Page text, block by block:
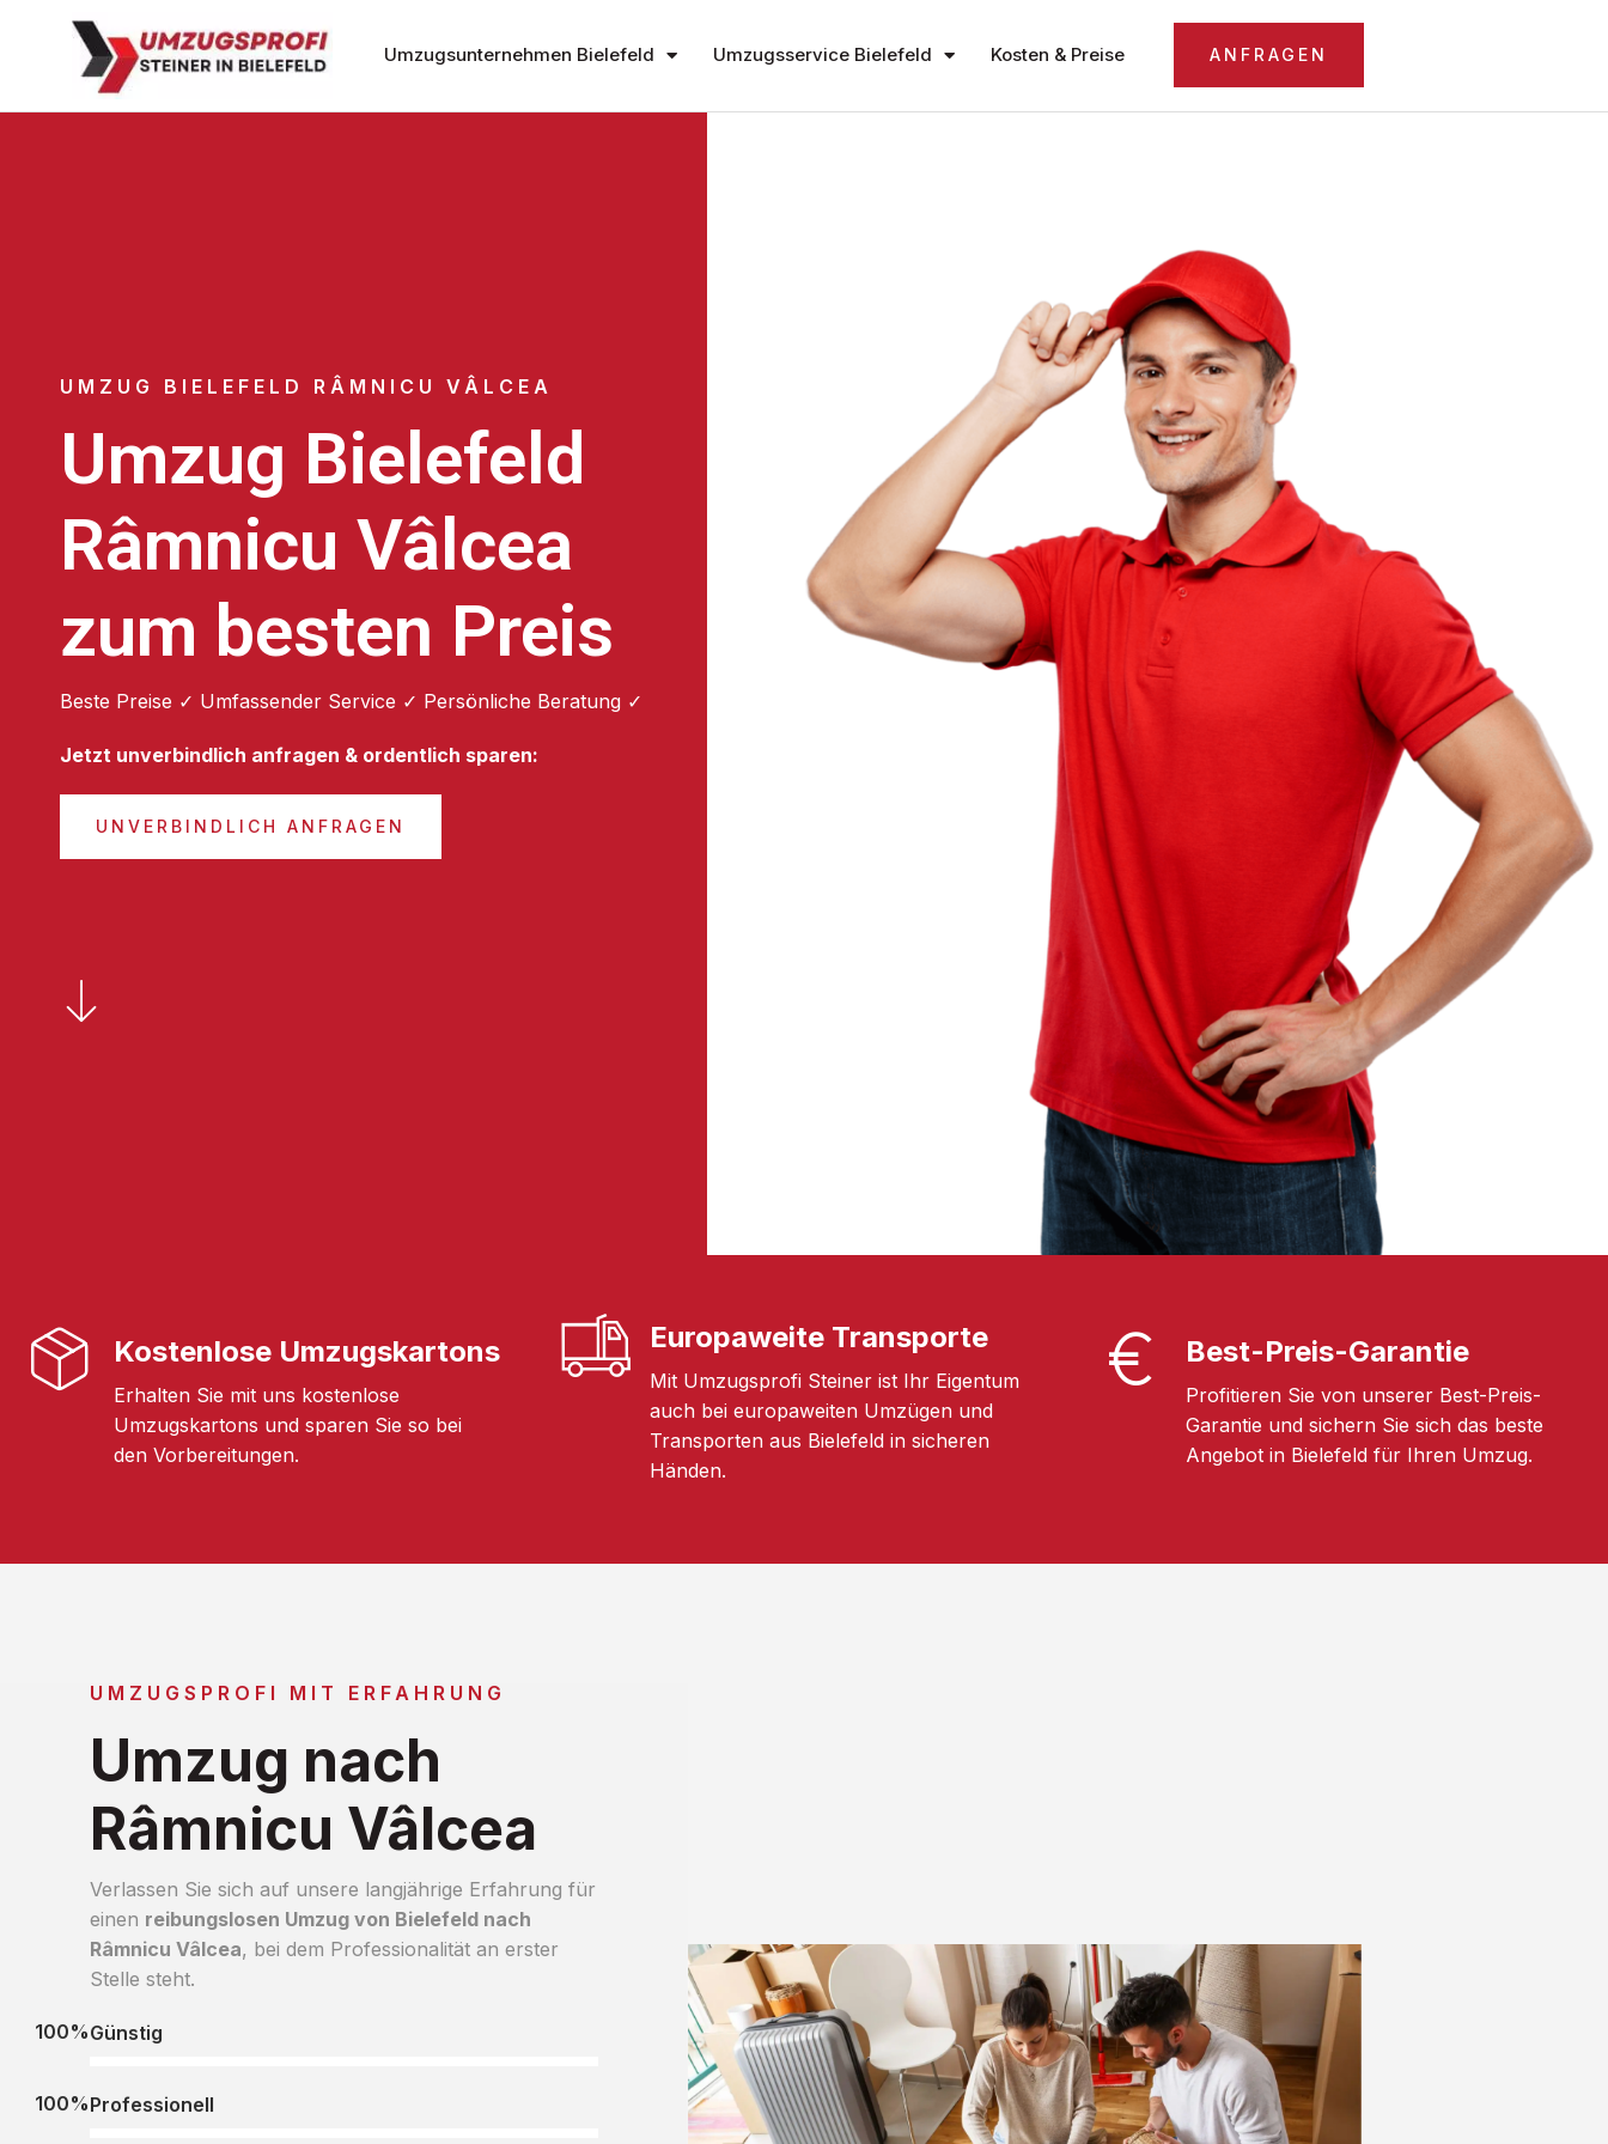
Umzugsunternehmen Bielefeld Umzugsservice Bielefeld Kosten & Preise ANFRAGEN
UMZUG BIELEFELD RÂMNICU VÂLCEA
Umzug Bielefeld
Râmnicu Vâlcea
zum besten Preis
Beste Preise ✓ Umfassender Service ✓ Persönliche Beratung ✓
Jetzt unverbindlich anfragen & ordentlich sparen:
UNVERBINDLICH ANFRAGEN
Kostenlose Umzugskartons
Erhalten Sie mit uns kostenlose
Umzugskartons und sparen Sie so bei
den Vorbereitungen.
Europaweite Transporte
Mit Umzugsprofi Steiner ist Ihr Eigentum
auch bei europaweiten Umzügen und
Transporten aus Bielefeld in sicheren
Händen.
Best-Preis-Garantie
Profitieren Sie von unserer Best-Preis-
Garantie und sichern Sie sich das beste
Angebot in Bielefeld für Ihren Umzug.
UMZUGSPROFI MIT ERFAHRUNG
Umzug nach
Râmnicu Vâlcea
Verlassen Sie sich auf unsere langjährige Erfahrung für
einen reibungslosen Umzug von Bielefeld nach
Râmnicu Vâlcea, bei dem Professionalität an erster
Stelle steht.
Günstig
100%
Professionell
100%